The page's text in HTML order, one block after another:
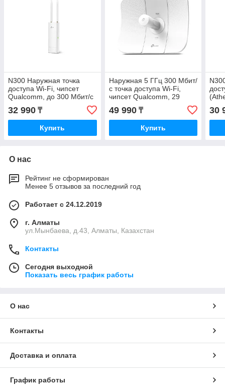
N300 Наружная точка
доступа Wi-Fi, чипсет
Qualcomm, до 300 Мбит/с
на 2,4 ГГц, 802.11b/g/n, 1
порт LAN 10/100
32 990 ₸
Купить
Наружная 5 ГГц 300 Мбит/
с точка доступа Wi-Fi,
чипсет Qualcomm, 29
дБм, MIMO 2x2, 802.11a/n,
23 дБи
49 990₸
Купить
30
О нас
Рейтинг не сформирован
Менее 5 отзывов за последний год
Работает с 24.12.2019
г. Алматы
ул.Мынбаева, д.43, Алматы, Казахстан
Контакты
Сегодня выходной
Показать весь график работы
О нас
Контакты
Доставка и оплата
График работы